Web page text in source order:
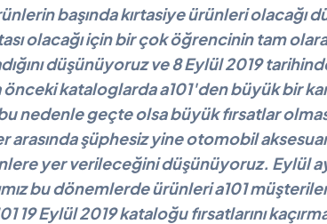
başında kırtasiye ürünleri olacağı
olacağı için bir çok öğrencinin tam
düşünüyoruz ve 8 Eylül 2019
önceki kataloglarda a101'den büyük bir
bu nedenle geçte olsa büyük fırsatlar
arasında şüphesiz yine otomobil
yer verileceğini düşünüyoruz. Eylül
bu dönemlerde ürünleri a101
19 Eylül 2019 kataloğu fırsatlarını